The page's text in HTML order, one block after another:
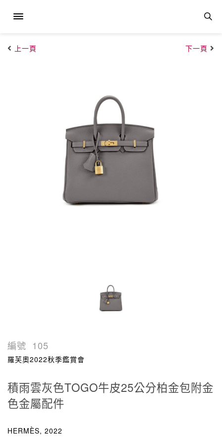
上一頁 下一頁
編號 105
羅芙奧2022秋季鑑賞會
積雨雲灰色TOGO牛皮25公分柏金包附金
色金屬配件
HERMÈS, 2022